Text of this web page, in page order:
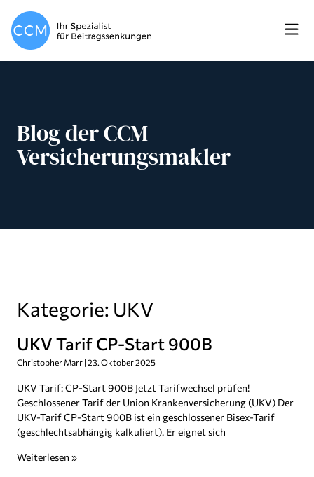
Blog der CCM
Versicherungsmakler
Kategorie: UKV
UKV Tarif CP-Start 900B
Christopher Marr 23. Oktober 2025
UKV Tarif: CP-Start 900B Jetzt Tarifwechsel prüfen!
Geschlossener Tarif der Union Krankenversicherung (UKV) Der
UKV-Tarif CP-Start 900B ist ein geschlossener Bisex-Tarif
(geschlechtsabhängig kalkuliert). Er eignet sich
Weiterlesen »